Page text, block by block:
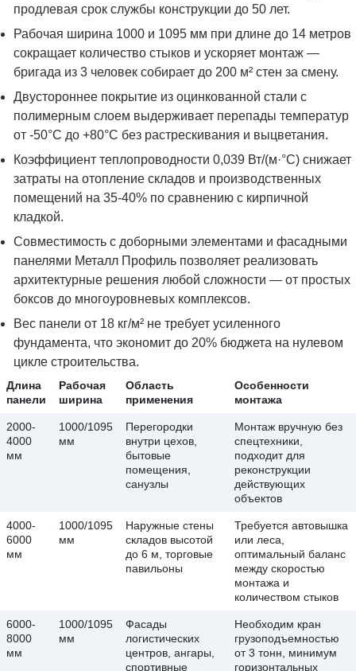
продлевая срок службы конструкции до 50 лет.
Рабочая ширина 1000 и 1095 мм при длине до 14 метров
сокращает количество стыков и ускоряет монтаж —
бригада из 3 человек собирает до 200 м² стен за смену.
Двустороннее покрытие из оцинкованной стали с
полимерным слоем выдерживает перепады температур
от -50°C до +80°C без растрескивания и выцветания.
Коэффициент теплопроводности 0,039 Вт/(м·°C) снижает
затраты на отопление складов и производственных
помещений на 35-40% по сравнению с кирпичной
кладкой.
Совместимость с доборными элементами и фасадными
панелями Металл Профиль позволяет реализовать
архитектурные решения любой сложности — от простых
боксов до многоуровневых комплексов.
Вес панели от 18 кг/м² не требует усиленного
фундамента, что экономит до 20% бюджета на нулевом
цикле строительства.
Длина
панели
Рабочая
ширина
Область
применения
Особенности
монтажа
2000-
4000
мм
1000/1095
мм
Перегородки
внутри цехов,
бытовые
помещения,
санузлы
Монтаж вручную без
спецтехники,
подходит для
реконструкции
действующих
объектов
4000-
6000
мм
1000/1095
мм
Наружные стены
складов высотой
до 6 м, торговые
павильоны
Требуется автовышка
или леса,
оптимальный баланс
между скоростью
монтажа и
количеством стыков
6000-
8000
мм
1000/1095
мм
Фасады
логистических
центров, ангары,
спортивные
Необходим кран
грузоподъемностью
от 3 тонн, минимум
горизонтальных